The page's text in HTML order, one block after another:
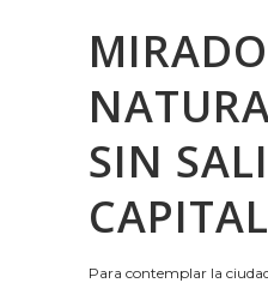
SIN
CAPITAL
Para contemplar la